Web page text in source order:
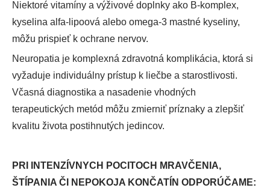
Niektoré vitamíny a výživové doplnky ako B-komplex,
kyselina alfa-lipoová alebo omega-3 mastné kyseliny,
môžu prispieť k ochrane nervov.
Neuropatia je komplexná zdravotná komplikácia, ktorá si
vyžaduje individuálny prístup k liečbe a starostlivosti.
Včasná diagnostika a nasadenie vhodných
terapeutických metód môžu zmierniť príznaky a zlepšiť
kvalitu života postihnutých jedincov.
PRI INTENZÍVNYCH POCITOCH MRAVČENIA,
ŠTÍPANIA ČI NEPOKOJA KONČATÍN ODPORÚČAME: